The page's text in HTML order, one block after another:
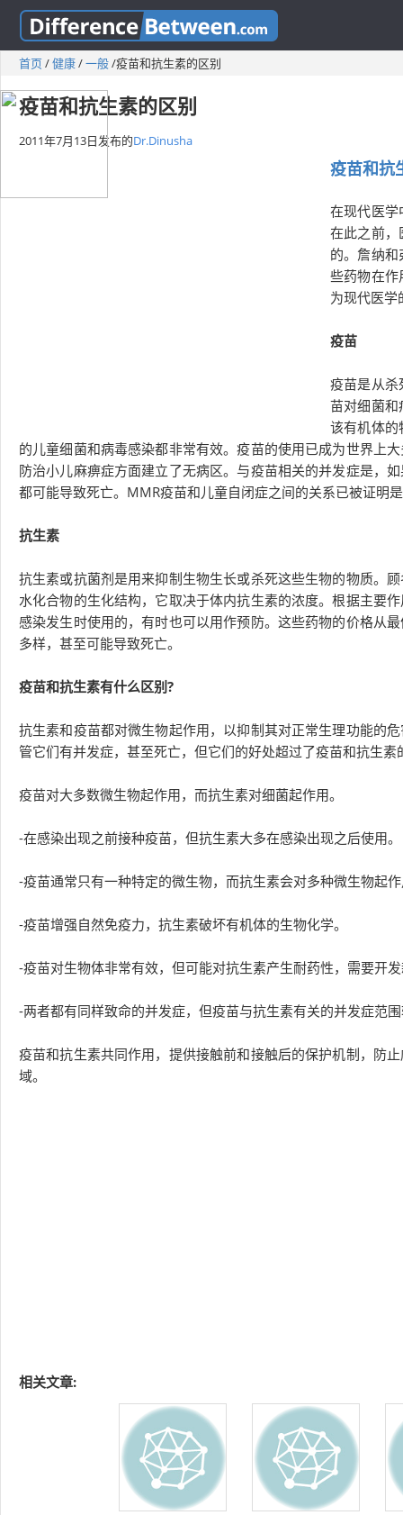
首页/健康/一般/疫苗和抗生素的区别
疫苗和抗生素的区别
2011年7月13日发布的Dr.Dinusha
疫苗和抗
在现代医学
在此之前，
的。詹纳
些药物在作
为现代医学
疫苗
疫苗是从杀
苗对细菌和
该有机体的
的儿童细菌和病毒感染都非常有效。疫苗的使用已成为世界上
防治小儿麻痹症方面建立了无病区。与疫苗相关的并发症是，
都可能导致死亡。MMR疫苗和儿童自闭症之间的关系已被证明
抗生素
抗生素或抗菌剂是用来抑制生物生长或杀死这些生物的物质。
水化合物的生化结构，它取决于体内抗生素的浓度。根据主要
感染发生时使用的，有时也可以用作预防。这些药物的价格从
多样，甚至可能导致死亡。
疫苗和抗生素有什么区别?
抗生素和疫苗都对微生物起作用，以抑制其对正常生理功能的
管它们有并发症，甚至死亡，但它们的好处超过了疫苗和抗生素
疫苗对大多数微生物起作用，而抗生素对细菌起作用。
-在感染出现之前接种疫苗，但抗生素大多在感染出现之后使用。
-疫苗通常只有一种特定的微生物，而抗生素会对多种微生物起
-疫苗增强自然免疫力，抗生素破坏有机体的生物化学。
-疫苗对生物体非常有效，但可能对抗生素产生耐药性，需要开
-两者都有同样致命的并发症，但疫苗与抗生素有关的并发症范
疫苗和抗生素共同作用，提供接触前和接触后的保护机制，防
域。
相关文章: